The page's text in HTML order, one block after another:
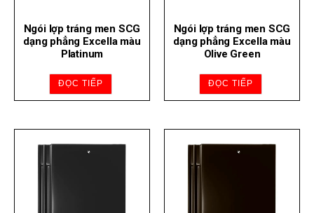
Ngói lợp tráng men SCG
dạng phẳng Excella màu
Platinum
ĐỌC TIẾP
Ngói lợp tráng men SCG
dạng phẳng Excella màu
Olive Green
ĐỌC TIẾP